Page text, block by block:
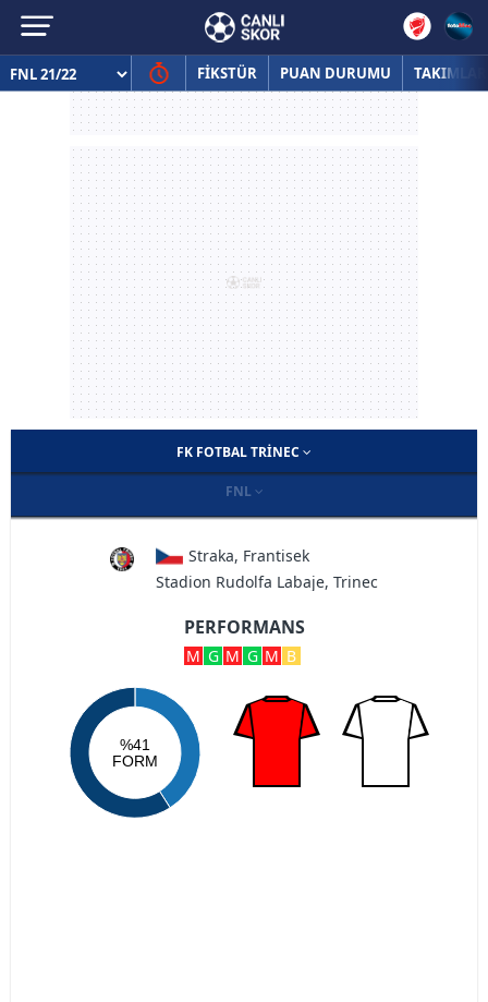
FİKSTÜR PUAN DURUMU TAKIMLAR
FK FOTBAL TRINEC
FNL
Straka, Frantisek
Stadion Rudolfa Labaje, Trinec
PERFORMANS
M G M G M B
%41
FORM